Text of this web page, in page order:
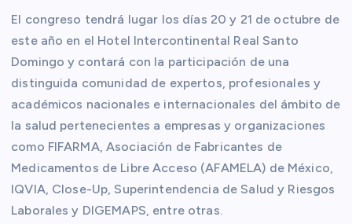
El congreso tendrá lugar los días 20 y 21 de octubre de
este año en el Hotel Intercontinental Real Santo
Domingo y contará con la participación de una
distinguida comunidad de expertos, profesionales y
académicos nacionales e internacionales del ámbito de
la salud pertenecientes a empresas y organizaciones
como FIFARMA, Asociación de Fabricantes de
Medicamentos de Libre Acceso (AFAMELA) de México,
IQVIA, Close-Up, Superintendencia de Salud y Riesgos
Laborales y DIGEMAPS, entre otras.